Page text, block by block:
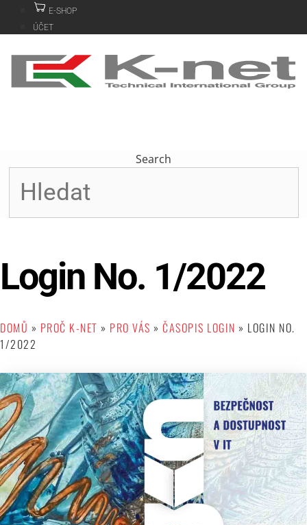
Přeskočit E-SHOP
ÚČET
Search
Login No. 1/2022
DOMŮ » PROČ K-NET » PRO VÁS » ČASOPIS LOGIN » LOGIN NO.
1/2022